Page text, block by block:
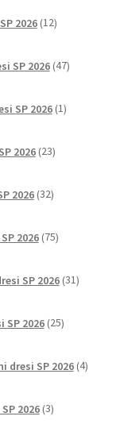
2026 12izdelkov
SP 2026 47izdelkov
SP 2026 1izdelek
2026 23izdelkov
2026 32izdelkov
2026 75izdelkov
SP 2026 31izdelkov
SP 2026 25izdelkov
dresi SP 2026 4izdelki
2026 3izdelki